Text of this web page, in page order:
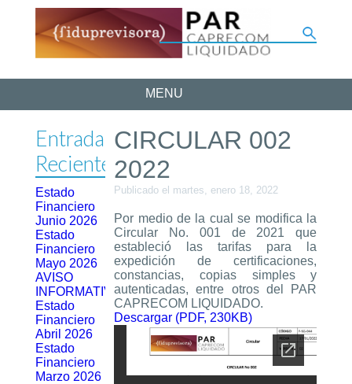
MENU
Entradas
Recientes
Estado
Financiero
Junio 2026
Estado
Financiero
Mayo 2026
AVISO
INFORMATIVO
Estado
Financiero
Abril 2026
Estado
Financiero
Marzo 2026
CIRCULAR 002
2022
Publicado el martes, enero 18, 2022
Por medio de la cual se modifica la
Circular No. 001 de 2021 que
estableció las tarifas para la
expedición de certificaciones,
constancias, copias simples y
autenticadas, entre otros del PAR
CAPRECOM LIQUIDADO.
Descargar (PDF, 230KB)